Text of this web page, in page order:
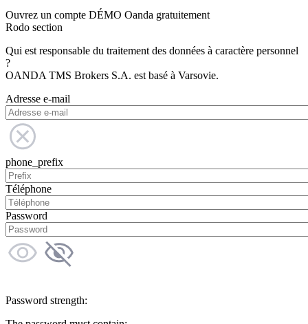
Ouvrez un compte DÉMO Oanda gratuitement
Rodo section
Qui est responsable du traitement des données à caractère personnel
?
OANDA TMS Brokers S.A. est basé à Varsovie.
Adresse e-mail
phone_prefix
Téléphone
Password
Password strength: